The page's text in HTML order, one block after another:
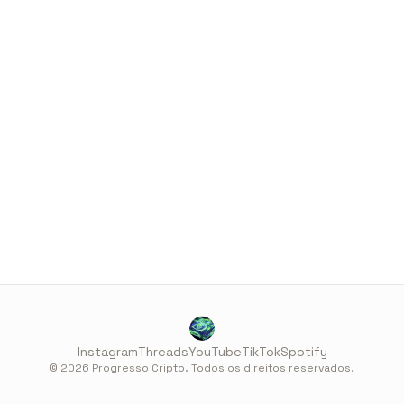
InstagramThreadsYouTubeTikTokSpotify
© 2026 Progresso Cripto. Todos os direitos reservados.